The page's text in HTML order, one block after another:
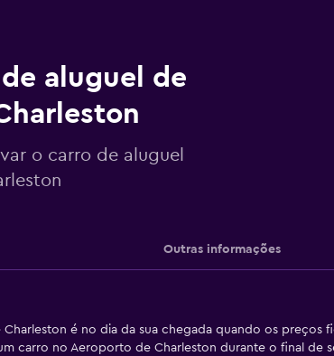
aluguel de
o carro de aluguel
Outras informações
é no dia da sua chegada quando os preços
carro no Aeroporto de Charleston durante o final de